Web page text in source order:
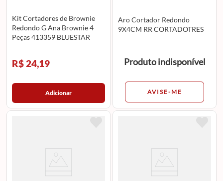
Kit Cortadores de Brownie
Redondo G Ana Brownie 4
Peças 413359 BLUESTAR
R$ 24,19
Adicionar
Aro Cortador Redondo
9X4CM RR CORTADOTRES
Produto indisponível
AVISE-ME